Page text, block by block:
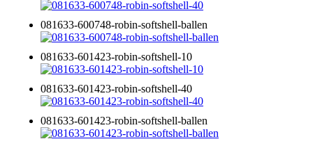
081633-600748-robin-softshell-ballen
081633-601423-robin-softshell-10
081633-601423-robin-softshell-40
081633-601423-robin-softshell-ballen